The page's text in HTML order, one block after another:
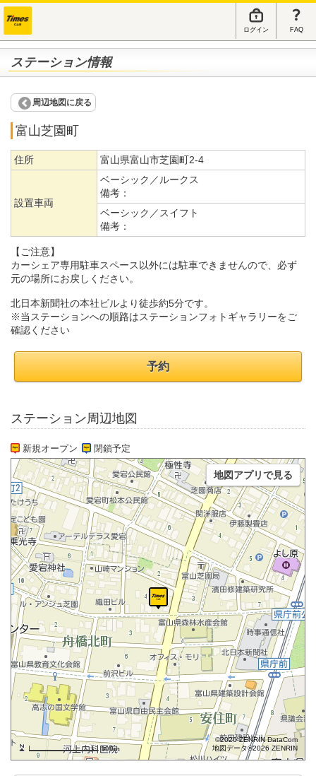
ログイン FAQ
ステーション情報
周辺地図に戻る
富山芝園町
住所 富山県富山市芝園町2-4
設置車両
ベーシック／ルークス
備考：
ベーシック／スイフト
備考：
【ご注意】
カーシェア専用駐車スペース以外には駐車できませんので、必ず
元の場所にお戻しください。
北日本新聞社の本社ビルより徒歩約5分です。
※当ステーションへの順路はステーションフォトギャラリーをご
確認ください
予約
ステーション周辺地図
新規オープン 閉鎖予定
100m
©2026 ZENRIN DataCom
地図データ©2026 ZENRIN
地図アプリで見る